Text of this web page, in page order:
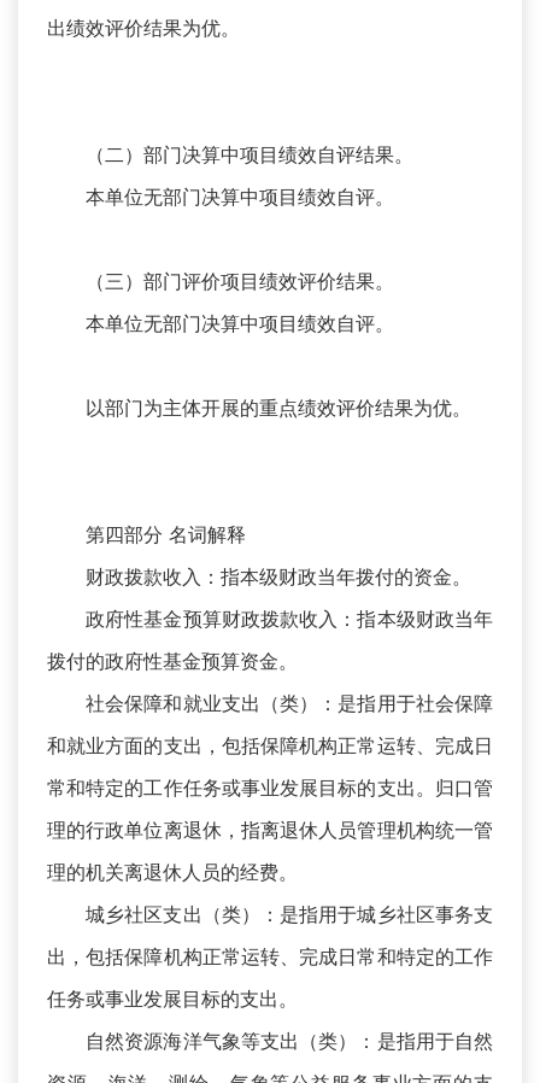
出绩效评价结果为优。
（二）部门决算中项目绩效自评结果。
本单位无部门决算中项目绩效自评。
（三）部门评价项目绩效评价结果。
本单位无部门决算中项目绩效自评。
以部门为主体开展的重点绩效评价结果为优。
第四部分 名词解释
财政拨款收入：指本级财政当年拨付的资金。
政府性基金预算财政拨款收入：指本级财政当年
拨付的政府性基金预算资金。
社会保障和就业支出（类）：是指用于社会保障
和就业方面的支出，包括保障机构正常运转、完成日
常和特定的工作任务或事业发展目标的支出。归口管
理的行政单位离退休，指离退休人员管理机构统一管
理的机关离退休人员的经费。
城乡社区支出（类）：是指用于城乡社区事务支
出，包括保障机构正常运转、完成日常和特定的工作
任务或事业发展目标的支出。
自然资源海洋气象等支出（类）：是指用于自然